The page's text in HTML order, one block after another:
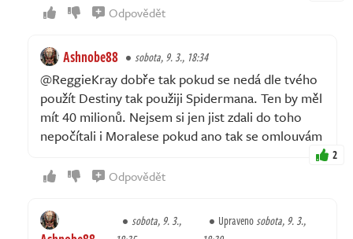
Odpovědět
Ashnobe88 sobota, 9. 3., 18:34
@ReggieKray dobře tak pokud se nedá dle tvého
použít Destiny tak použiji Spidermana. Ten by měl
mít 40 milionů. Nejsem si jen jist zdali do toho
nepočítali i Moralese pokud ano tak se omlouvám
2
Odpovědět
sobota, 9. 3.,
Upravenosobota, 9. 3.,